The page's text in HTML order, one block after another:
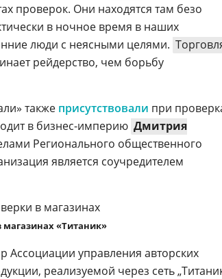
проверок. Они находятся там безо
в ночное время в наших
люди с неясными целями.
рейдерство, чем борьбу
также присутствовали при
в бизнес-империю Дмитрия
Регионального общественного
является соучредителем
«Титаник»
Ассоциации управления авторских
реализуемой через сеть